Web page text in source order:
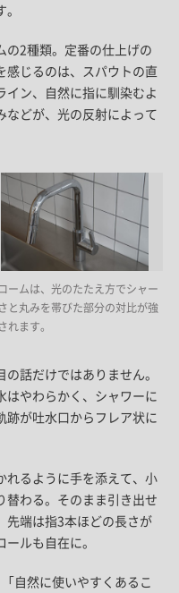
の2種類。定番の仕上げの
感じるのは、スパウトの直
ン、自然に指に馴染むよ
などが、光の反射によって
ームは、光のたたえ方でシャー
と丸みを帯びた部分の対比が強
れます。
話だけではありません。
はやわらかく、シャワーに
跡が吐水口からフレア状に
れるように手を添えて、小
替わる。そのまま引き出せ
先端は指3本ほどの長さが
ルも自在に。
自然に使いやすくあるこ